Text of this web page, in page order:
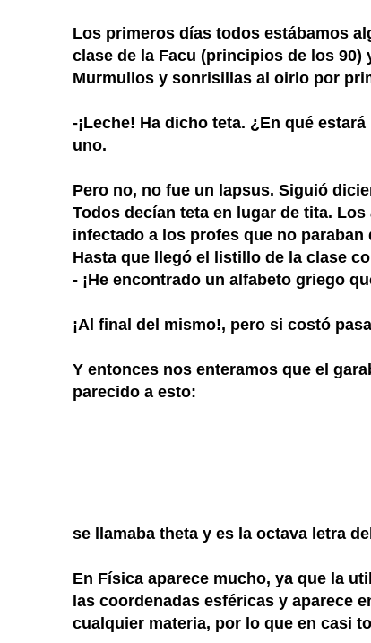
Los primeros días todos estábamos
clase de la Facu (principios de los
Murmullos y sonrisillas al oirlo por
-¡Leche! Ha dicho teta. ¿En qué
uno.
Pero no, no fue un lapsus. Siguió
Todos decían teta en lugar de tita.
infectado a los profes que no paraban
Hasta que llegó el listillo de la clase
- ¡He encontrado un alfabeto griego
¡Al final del mismo!, pero si costó
Y entonces nos enteramos que el
parecido a esto:
se llamaba theta y es la octava letra
En Física aparece mucho, ya que la
las coordenadas esféricas y aparece
cualquier materia, por lo que en casi